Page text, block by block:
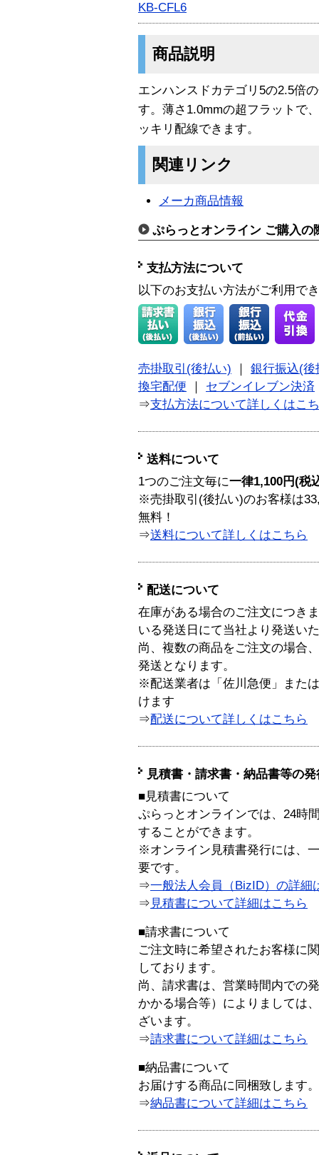
KB-CFL6
商品説明
エンハンスドカテゴリ5の2.5倍
す。薄さ1.0mmの超フラットで
ッキリ配線できます。
関連リンク
メーカ商品情報
ぷらっとオンライン ご購入の
支払方法について
以下のお支払い方法がご利用で
売掛取引(後払い)
銀行振込(後
換宅配便
セブンイレブン決済
⇒支払方法について詳しくはこ
送料について
1つのご注文毎に一律1,100円(税
※売掛取引(後払い)のお客様は
無料！
⇒送料について詳しくはこちら
配送について
在庫がある場合のご注文につき
いる発送日にて当社より発送い
尚、複数の商品をご注文の場合
発送となります。
※配送業者は「佐川急便」また
けます
⇒配送について詳しくはこちら
見積書・請求書・納品書等の
■見積書について
ぷらっとオンラインでは、24時
することができます。
※オンライン見積書発行には、
要です。
⇒一般法人会員（BizID）の詳細
⇒ 見積書について詳細はこちら
■請求書について
ご注文時に希望されたお客様に
しております。
尚、請求書は、営業時間内での
かかる場合等）によりましては
ざいます。
⇒請求書について詳細はこちら
■納品書について
お届けする商品に同梱致します。
⇒納品書について詳細はこちら